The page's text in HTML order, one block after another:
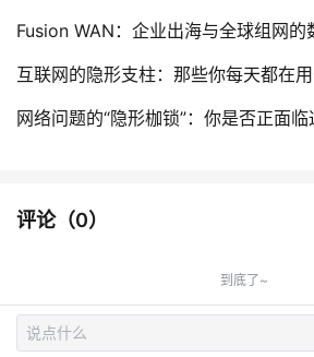
Fusion WAN：企业出海与全球组网的
互联网的隐形支柱：那些你每天都在
网络问题的“隐形枷锁”：你是否正面
评论（0）
到底了~